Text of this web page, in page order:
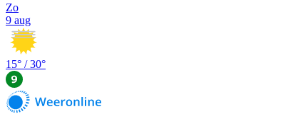
Zo
9 aug
15° /30°